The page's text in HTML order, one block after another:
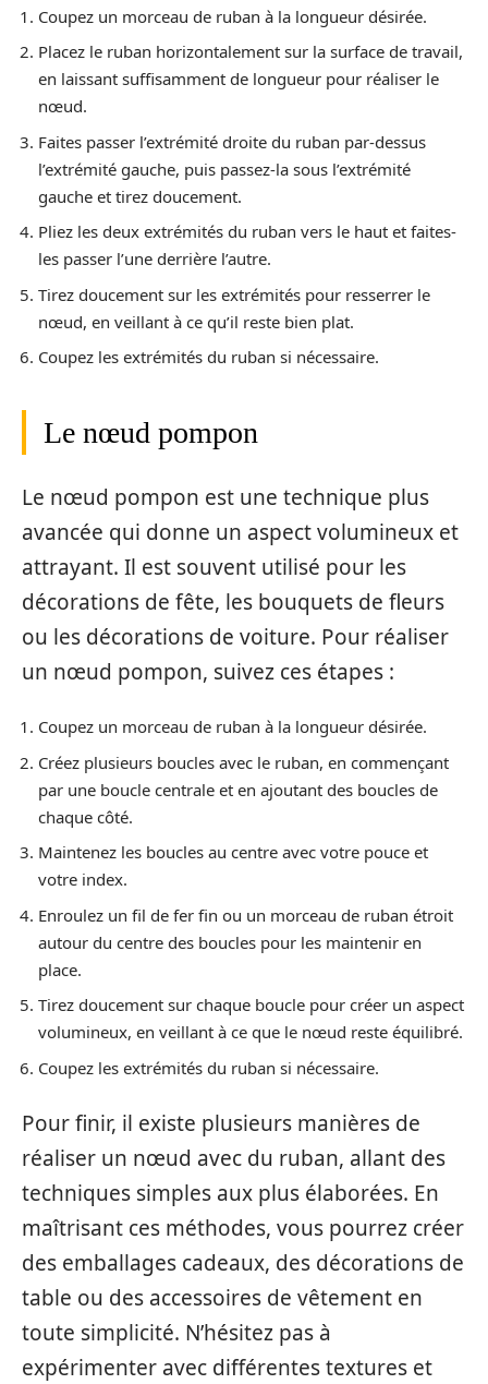
Coupez un morceau de ruban à la longueur désirée.
Placez le ruban horizontalement sur la surface de travail,
en laissant suffisamment de longueur pour réaliser le
nœud.
Faites passer l’extrémité droite du ruban par-dessus
l’extrémité gauche, puis passez-la sous l’extrémité
gauche et tirez doucement.
Pliez les deux extrémités du ruban vers le haut et faites-
les passer l’une derrière l’autre.
Tirez doucement sur les extrémités pour resserrer le
nœud, en veillant à ce qu’il reste bien plat.
Coupez les extrémités du ruban si nécessaire.
Le nœud pompon
Le nœud pompon est une technique plus
avancée qui donne un aspect volumineux et
attrayant. Il est souvent utilisé pour les
décorations de fête, les bouquets de fleurs
ou les décorations de voiture. Pour réaliser
un nœud pompon, suivez ces étapes :
Coupez un morceau de ruban à la longueur désirée.
Créez plusieurs boucles avec le ruban, en commençant
par une boucle centrale et en ajoutant des boucles de
chaque côté.
Maintenez les boucles au centre avec votre pouce et
votre index.
Enroulez un fil de fer fin ou un morceau de ruban étroit
autour du centre des boucles pour les maintenir en
place.
Tirez doucement sur chaque boucle pour créer un aspect
volumineux, en veillant à ce que le nœud reste équilibré.
Coupez les extrémités du ruban si nécessaire.
Pour finir, il existe plusieurs manières de
réaliser un nœud avec du ruban, allant des
techniques simples aux plus élaborées. En
maîtrisant ces méthodes, vous pourrez créer
des emballages cadeaux, des décorations de
table ou des accessoires de vêtement en
toute simplicité. N’hésitez pas à
expérimenter avec différentes textures et